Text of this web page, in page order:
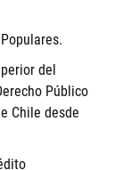
del
Público
Chile desde